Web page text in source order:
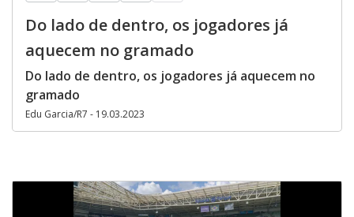
Do lado de dentro, os jogadores já
aquecem no gramado
Do lado de dentro, os jogadores já aquecem no
gramado
Edu Garcia/R7 - 19.03.2023